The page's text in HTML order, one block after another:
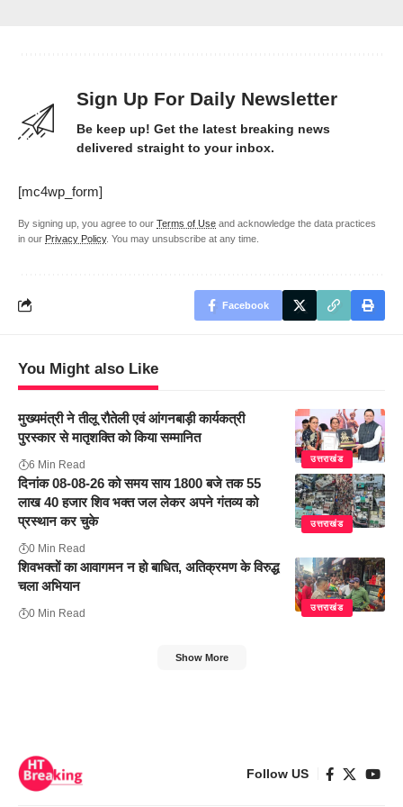
Sign Up For Daily Newsletter
Be keep up! Get the latest breaking news
delivered straight to your inbox.
[mc4wp_form]
By signing up, you agree to our Terms of Use and acknowledge the data practices
in our Privacy Policy. You may unsubscribe at any time.
Facebook
You Might also Like
उत्तराखंड
मुख्यमंत्री ने तीलू रौतेली एवं आंगनबाड़ी कार्यकत्री
पुरस्कार से मातृशक्ति को किया सम्मानित
6 Min Read
उत्तराखंड
दिनांक 08-08-26 को समय साय 1800 बजे तक 55
लाख 40 हजार शिव भक्त जल लेकर अपने गंतव्य को
प्रस्थान कर चुके
0 Min Read
उत्तराखंड
शिवभक्तों का आवागमन न हो बाधित, अतिक्रमण के विरुद्ध
चला अभियान
0 Min Read
Show More
Follow US